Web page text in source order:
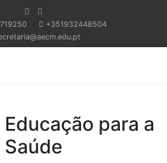
+351932448504
para a
Saúde